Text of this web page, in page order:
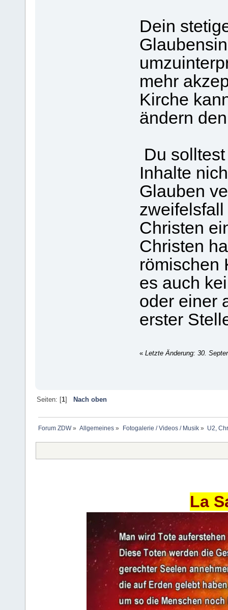
Dein
mehr
Kirche
ändern
Du
Inhalte
Glauben
Christen
Christen
römischen
es auch
oder einer
erster
« Letzte Änderung: 30.
Seiten: [1] Nach oben
Forum ZDW» Allgemeines » Fotogalerie / Videos / Musik» U2,
La